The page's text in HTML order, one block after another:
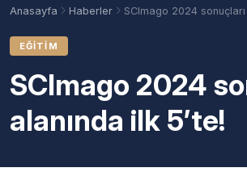
Anasayfa Haberler SCImago 2024 sonuçları
EĞITIM
SCImago 2024
alanında ilk 5’te!